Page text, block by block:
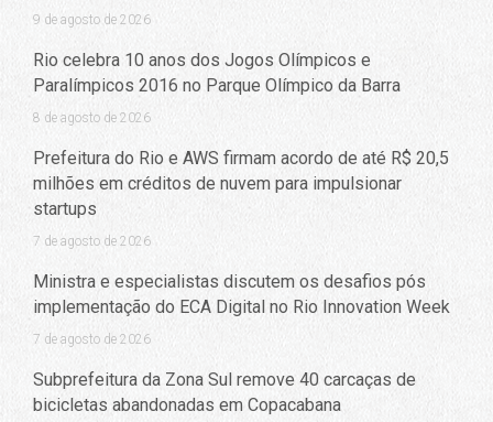
9 de agosto de 2026
Rio celebra 10 anos dos Jogos Olímpicos e
Paralímpicos 2016 no Parque Olímpico da Barra
8 de agosto de 2026
Prefeitura do Rio e AWS firmam acordo de até R$ 20,5
milhões em créditos de nuvem para impulsionar
startups
7 de agosto de 2026
Ministra e especialistas discutem os desafios pós
implementação do ECA Digital no Rio Innovation Week
7 de agosto de 2026
Subprefeitura da Zona Sul remove 40 carcaças de
bicicletas abandonadas em Copacabana